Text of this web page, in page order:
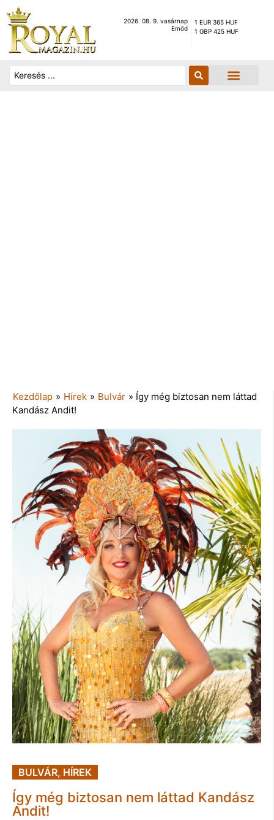
2026. 08. 9. vasárnap
Emőd
1 EUR 365 HUF
1 GBP 425 HUF
Kezdőlap » Hírek » Bulvár » Így még biztosan nem láttad
Kandász Andit!
BULVÁR, HÍREK
Így még biztosan nem láttad Kandász
Andit!